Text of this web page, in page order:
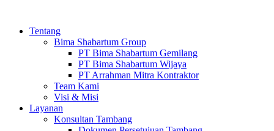
Tentang
Bima Shabartum Group
PT Bima Shabartum Gemilang
PT Bima Shabartum Wijaya
PT Arrahman Mitra Kontraktor
Team Kami
Visi & Misi
Layanan
Konsultan Tambang